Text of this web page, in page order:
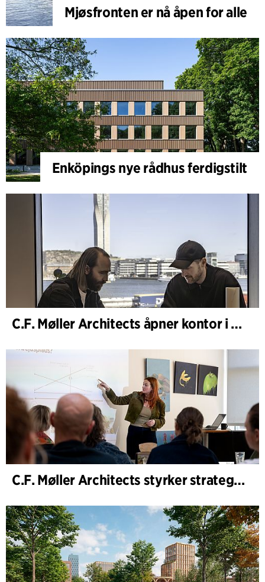
Mjøsfronten er nå åpen for alle
Enköpings nye rådhus ferdigstilt
C.F. Møller Architects åpner kontor i Göteborg
C.F. Møller Architects styrker strategisk rådgivning i tidlige faser